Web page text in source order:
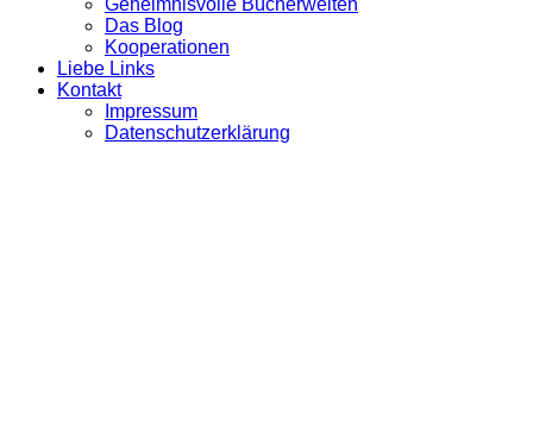
Geheimnisvolle Bücherwelten
Das Blog
Kooperationen
Liebe Links
Kontakt
Impressum
Datenschutzerklärung